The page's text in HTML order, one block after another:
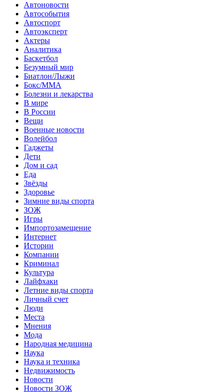
Автоновости
Автособытия
Автоспорт
Автоэксперт
Актеры
Аналитика
Баскетбол
Безумный мир
Биатлон/Лыжи
Бокс/MMA
Болезни и лекарства
В мире
В России
Вещи
Военные новости
Волейбол
Гаджеты
Дети
Дом и сад
Еда
Звёзды
Здоровье
Зимние виды спорта
ЗОЖ
Игры
Импортозамещение
Интернет
Истории
Компании
Криминал
Культура
Лайфхаки
Летние виды спорта
Личный счет
Люди
Места
Мнения
Мода
Народная медицина
Наука
Наука и техника
Недвижимость
Новости
Новости ЗОЖ